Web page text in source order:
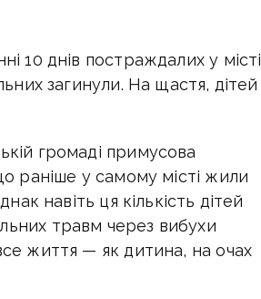
10 днів постраждалих у місті
загинули. На щастя, дітей
громаді примусова
раніше у самому місті жили
навіть ця кількість дітей
травм через вибухи
життя — як дитина, на очах